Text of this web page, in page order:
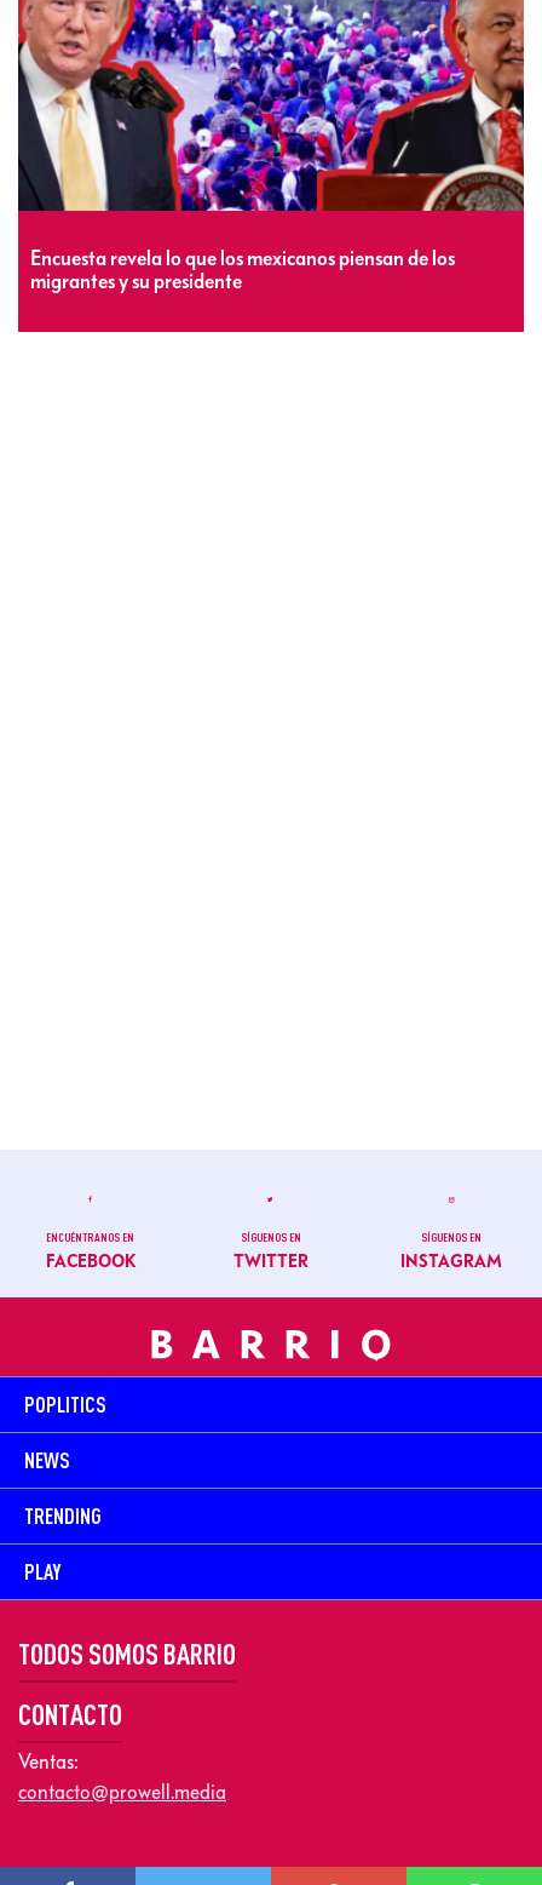
Encuesta revela lo que los mexicanos piensan de los
migrantes y su presidente
ENCUÉNTRANOS EN
FACEBOOK
SÍGUENOS EN
TWITTER
SÍGUENOS EN
INSTAGRAM
POPLITICS
NEWS
TRENDING
PLAY
TODOS SOMOS BARRIO
CONTACTO
Ventas:
contacto@prowell.media